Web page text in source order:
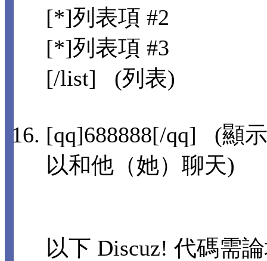
[*]列表項 #2
[*]列表項 #3
[/list] (列表)
[qq]688888[/qq] (顯
以和他（她）聊天)
以下 Discuz! 代碼需